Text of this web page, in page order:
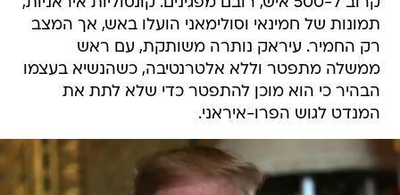
תמונות של חמינאי וסולימאני הועלו באש, אך המצב
רק החמיר. עיראק נותרה משותקת, עם ראש
ממשלה מתפטר וללא אלטרנטיבה, כשהנשיא בעצמו
הבהיר כי הוא מוכן להתפטר כדי שלא לתת את
המנדט לגוש הפרו-איראני.